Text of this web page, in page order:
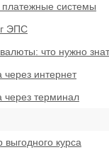
платежные системы
ЭПС
что нужно
через интернет
через терминал
выгодного курса